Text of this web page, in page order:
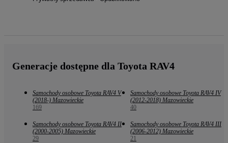
Generacje dostępne dla Toyota RAV4
Samochody osobowe Toyota RAV4 V
(2018-) Mazowieckie
169
Samochody osobowe Toyota RAV4 IV
(2012-2018) Mazowieckie
40
Samochody osobowe Toyota RAV4 II
(2000-2005) Mazowieckie
29
Samochody osobowe Toyota RAV4 III
(2006-2012) Mazowieckie
21